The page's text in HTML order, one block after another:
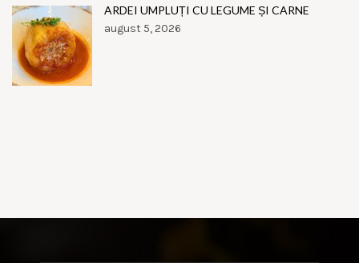
ARDEI UMPLUȚI CU LEGUME ȘI CARNE
august 5, 2026